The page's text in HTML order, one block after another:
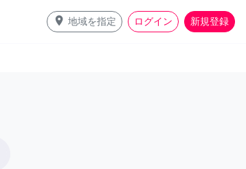
place 地域を指定 ログイン 新規登録